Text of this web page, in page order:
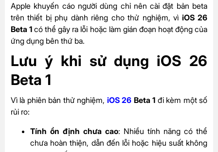
Apple khuyến cáo người dùng chỉ nên cài đặt bản beta
trên thiết bị phụ dành riêng cho thử nghiệm, vì iOS 26
Beta 1 có thể gây ra lỗi hoặc làm gián đoạn hoạt động của
ứng dụng bên thứ ba.
Lưu ý khi sử dụng iOS 26
Beta 1
Vì là phiên bản thử nghiệm, iOS 26 Beta 1 đi kèm một số
rủi ro:
Tính ổn định chưa cao: Nhiều tính năng có thể
chưa hoàn thiện, dẫn đến lỗi hoặc hiệu suất không